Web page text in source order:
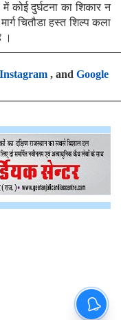
कोई दुर्घटना का शिकार न
चितौडा हस्त शिल्प कला
।
Instagram, and Google